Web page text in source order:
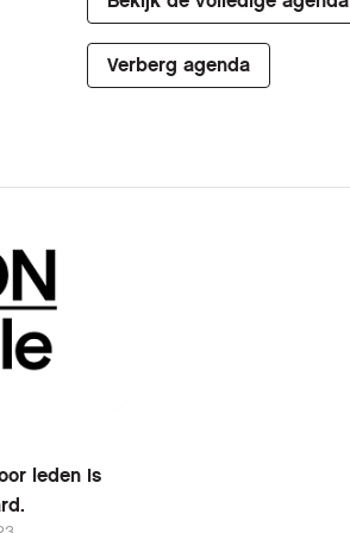
Verberg agenda
leden is